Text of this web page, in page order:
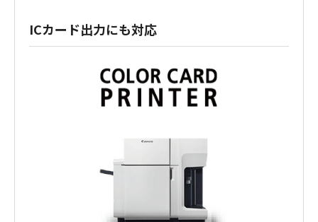
ICカード出力にも対応